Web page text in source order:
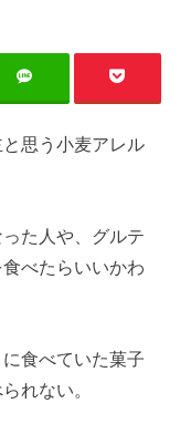
思う小麦アレル
た人や、グルテ
べたらいいかわ
食べていた菓子
れない。